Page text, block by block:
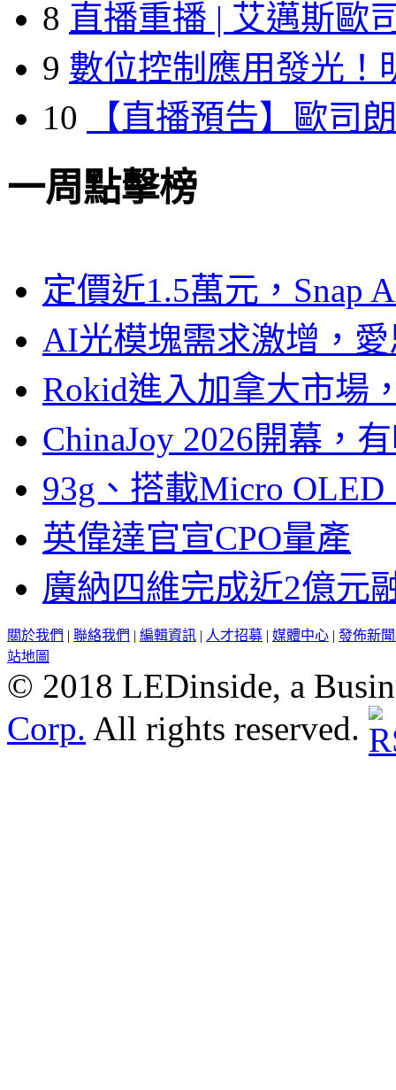
8 直播重播 | 艾邁斯歐
9 數位控制應用發光！
10
【直播預告】歐司
一周點擊榜
定價近1.5萬元，Snap
AI光模塊需求激增，
Rokid進入加拿大市場
ChinaJoy 2026開幕，
93g、搭載Micro
英偉達官宣CPO量產
廣納四維完成近2億元
關於我們 | 聯絡我們 | 編輯資訊 | 人才招募 | 媒體中心 | 發佈新
站地圖
© 2018 LEDinside, a
Corp. All rights reserved.